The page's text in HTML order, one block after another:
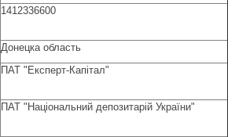
1412336600
Донецка область
ПАТ "Експерт-Капітал"
ПАТ "Національний депозитарій України"